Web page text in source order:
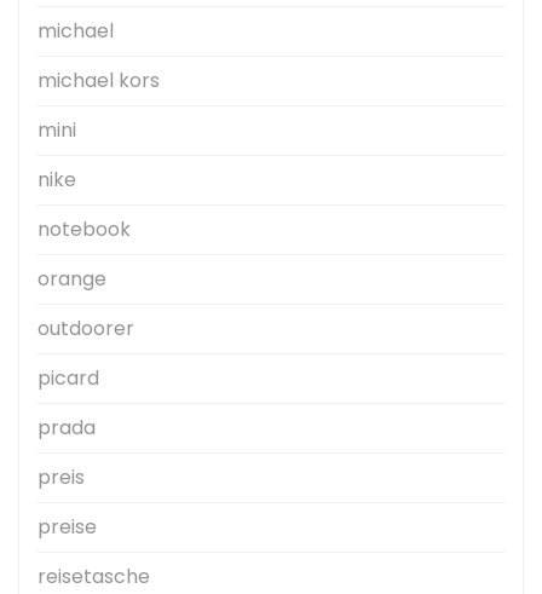
michael
michael kors
mini
nike
notebook
orange
outdoorer
picard
prada
preis
preise
reisetasche